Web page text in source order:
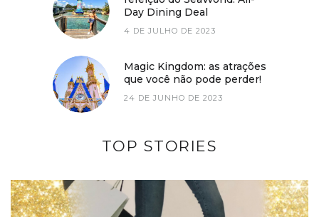
Day Dining Deal
4 DE JULHO DE 2023
Magic Kingdom: as atrações
que você não pode perder!
24 DE JUNHO DE 2023
TOP STORIES